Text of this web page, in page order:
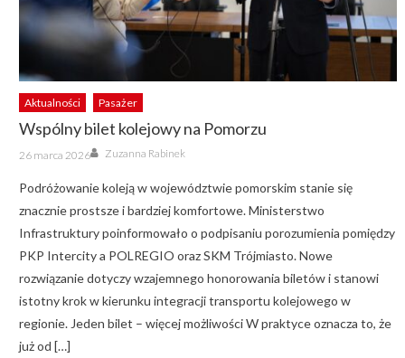
Aktualności Pasażer
Wspólny bilet kolejowy na Pomorzu
Posted
on
26 marca 2026 Author
Zuzanna Rabinek
Podróżowanie koleją w województwie pomorskim stanie się
znacznie prostsze i bardziej komfortowe. Ministerstwo
Infrastruktury poinformowało o podpisaniu porozumienia pomiędzy
PKP Intercity a POLREGIO oraz SKM Trójmiasto. Nowe
rozwiązanie dotyczy wzajemnego honorowania biletów i stanowi
istotny krok w kierunku integracji transportu kolejowego w
regionie. Jeden bilet – więcej możliwości W praktyce oznacza to, że
już od […]